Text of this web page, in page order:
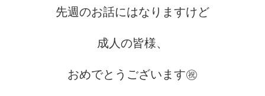
先週のお話にはなりますけど
成人の皆様、
おめでとうございます㊗️